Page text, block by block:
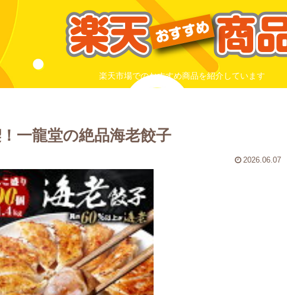
楽天市場でのおすすめ商品を紹介しています
一龍堂の絶品海老餃子
2026.06.07